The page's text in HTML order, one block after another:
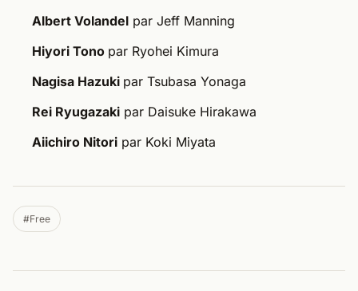
Albert Volandel par Jeff Manning
Hiyori Tono par Ryohei Kimura
Nagisa Hazuki par Tsubasa Yonaga
Rei Ryugazaki par Daisuke Hirakawa
Aiichiro Nitori par Koki Miyata
#Free